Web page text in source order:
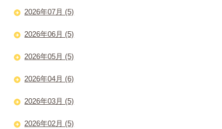
2026年07月 (5)
2026年06月 (5)
2026年05月 (5)
2026年04月 (6)
2026年03月 (5)
2026年02月 (5)